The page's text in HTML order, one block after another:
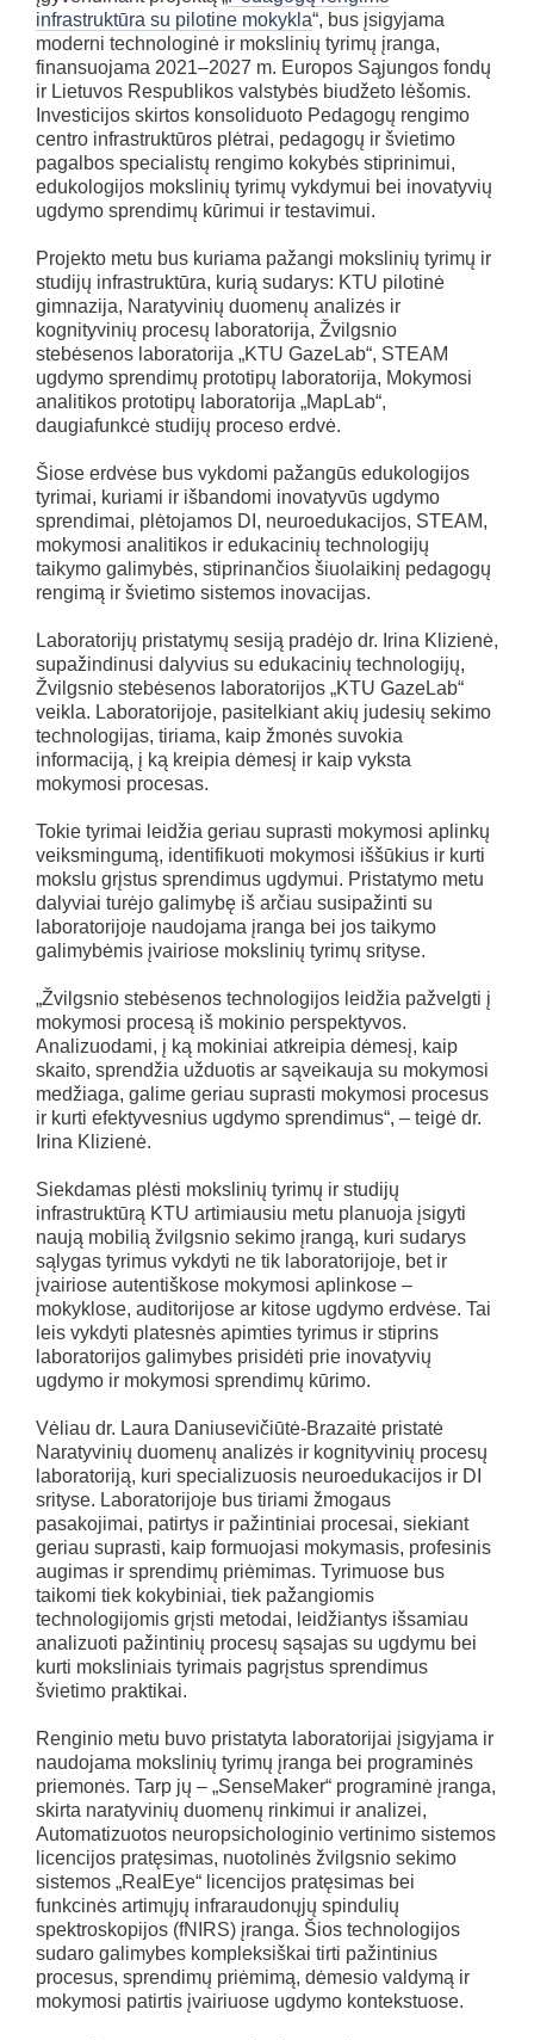
infrastruktūra su pilotine mokykla“, bus įsigyjama
moderni technologinė ir mokslinių tyrimų įranga,
finansuojama 2021–2027 m. Europos Sąjungos fondų
ir Lietuvos Respublikos valstybės biudžeto lėšomis.
Investicijos skirtos konsoliduoto Pedagogų rengimo
centro infrastruktūros plėtrai, pedagogų ir švietimo
pagalbos specialistų rengimo kokybės stiprinimui,
edukologijos mokslinių tyrimų vykdymui bei inovatyvių
ugdymo sprendimų kūrimui ir testavimui.
Projekto metu bus kuriama pažangi mokslinių tyrimų ir
studijų infrastruktūra, kurią sudarys: KTU pilotinė
gimnazija, Naratyvinių duomenų analizės ir
kognityvinių procesų laboratorija, Žvilgsnio
stebėsenos laboratorija „KTU GazeLab“, STEAM
ugdymo sprendimų prototipų laboratorija, Mokymosi
analitikos prototipų laboratorija „MapLab“,
daugiafunkcė studijų proceso erdvė.
Šiose erdvėse bus vykdomi pažangūs edukologijos
tyrimai, kuriami ir išbandomi inovatyvūs ugdymo
sprendimai, plėtojamos DI, neuroedukacijos, STEAM,
mokymosi analitikos ir edukacinių technologijų
taikymo galimybės, stiprinančios šiuolaikinį pedagogų
rengimą ir švietimo sistemos inovacijas.
Laboratorijų pristatymų sesiją pradėjo dr. Irina Klizienė,
supažindinusi dalyvius su edukacinių technologijų,
Žvilgsnio stebėsenos laboratorijos „KTU GazeLab“
veikla. Laboratorijoje, pasitelkiant akių judesių sekimo
technologijas, tiriama, kaip žmonės suvokia
informaciją, į ką kreipia dėmesį ir kaip vyksta
mokymosi procesas.
Tokie tyrimai leidžia geriau suprasti mokymosi aplinkų
veiksmingumą, identifikuoti mokymosi iššūkius ir kurti
mokslu grįstus sprendimus ugdymui. Pristatymo metu
dalyviai turėjo galimybę iš arčiau susipažinti su
laboratorijoje naudojama įranga bei jos taikymo
galimybėmis įvairiose mokslinių tyrimų srityse.
„Žvilgsnio stebėsenos technologijos leidžia pažvelgti į
mokymosi procesą iš mokinio perspektyvos.
Analizuodami, į ką mokiniai atkreipia dėmesį, kaip
skaito, sprendžia užduotis ar sąveikauja su mokymosi
medžiaga, galime geriau suprasti mokymosi procesus
ir kurti efektyvesnius ugdymo sprendimus“, – teigė dr.
Irina Klizienė.
Siekdamas plėsti mokslinių tyrimų ir studijų
infrastruktūrą KTU artimiausiu metu planuoja įsigyti
naują mobilią žvilgsnio sekimo įrangą, kuri sudarys
sąlygas tyrimus vykdyti ne tik laboratorijoje, bet ir
įvairiose autentiškose mokymosi aplinkose –
mokyklose, auditorijose ar kitose ugdymo erdvėse. Tai
leis vykdyti platesnės apimties tyrimus ir stiprins
laboratorijos galimybes prisidėti prie inovatyvių
ugdymo ir mokymosi sprendimų kūrimo.
Vėliau dr. Laura Daniusevičiūtė-Brazaitė pristatė
Naratyvinių duomenų analizės ir kognityvinių procesų
laboratoriją, kuri specializuosis neuroedukacijos ir DI
srityse. Laboratorijoje bus tiriami žmogaus
pasakojimai, patirtys ir pažintiniai procesai, siekiant
geriau suprasti, kaip formuojasi mokymasis, profesinis
augimas ir sprendimų priėmimas. Tyrimuose bus
taikomi tiek kokybiniai, tiek pažangiomis
technologijomis grįsti metodai, leidžiantys išsamiau
analizuoti pažintinių procesų sąsajas su ugdymu bei
kurti moksliniais tyrimais pagrįstus sprendimus
švietimo praktikai.
Renginio metu buvo pristatyta laboratorijai įsigyjama ir
naudojama mokslinių tyrimų įranga bei programinės
priemonės. Tarp jų – „SenseMaker“ programinė įranga,
skirta naratyvinių duomenų rinkimui ir analizei,
Automatizuotos neuropsichologinio vertinimo sistemos
licencijos pratęsimas, nuotolinės žvilgsnio sekimo
sistemos „RealEye“ licencijos pratęsimas bei
funkcinės artimųjų infraraudonųjų spindulių
spektroskopijos (fNIRS) įranga. Šios technologijos
sudaro galimybes kompleksiškai tirti pažintinius
procesus, sprendimų priėmimą, dėmesio valdymą ir
mokymosi patirtis įvairiuose ugdymo kontekstuose.